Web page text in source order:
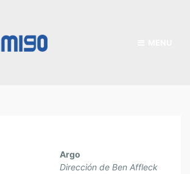
Argo
Dirección de Ben Affleck